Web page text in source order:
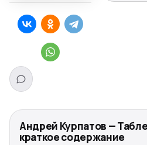
Андрей Курпатов —
краткое содержание